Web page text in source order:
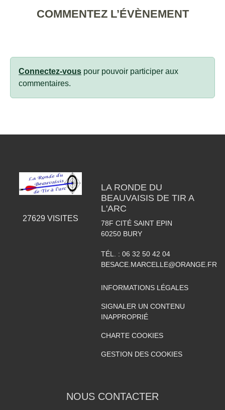
COMMENTEZ L’ÉVÈNEMENT
Connectez-vous pour pouvoir participer aux
commentaires.
27629 VISITES
LA RONDE DU
BEAUVAISIS DE TIR A
L'ARC
78F CITÉ SAINT EPIN
60250 BURY
TÉL. : 06 32 50 42 04
BESACE.MARCELLE@ORANGE.FR
INFORMATIONS LÉGALES
SIGNALER UN CONTENU
INAPPROPRIÉ
CHARTE COOKIES
GESTION DES COOKIES
NOUS CONTACTER